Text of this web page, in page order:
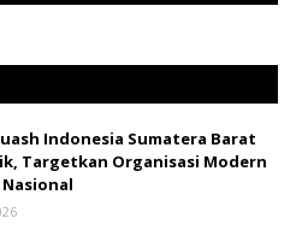
Indonesia Sumatera Barat
Targetkan Organisasi Modern